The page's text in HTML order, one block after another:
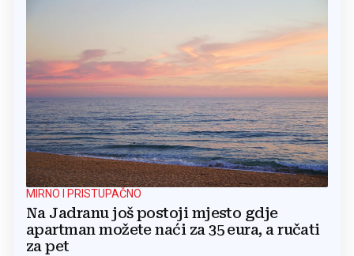
MIRNO I PRISTUPAČNO
Na Jadranu još postoji mjesto gdje
apartman možete naći za 35 eura, a ručati
za pet